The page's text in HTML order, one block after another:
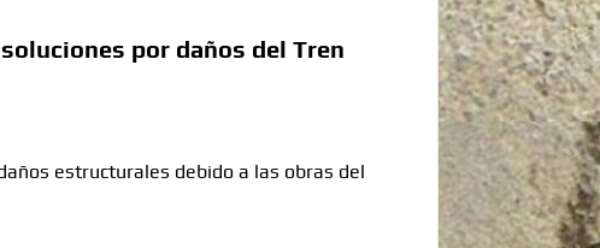
por daños del Tren
estructurales debido a las obras del